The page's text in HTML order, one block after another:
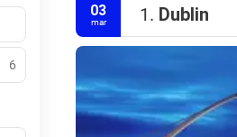
03
mar 1. Dublin
6